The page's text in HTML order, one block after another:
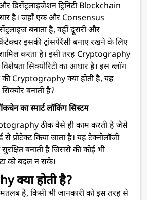
और डिसेंट्रलाइजेशन ट्रिनिटी Blockchain
है। जहाँ एक और Consensus
बनाता है, वहीं दूसरी और
इसकी ट्रांसपेरेंसी बनाए रखने के लिए
करता है। इसी तरह Cryptography
सिक्योरिटी का आधार है। इस ब्लॉग
की Cryptography क्या होती है, यह
बनाती है?
का स्मार्ट लॉकिंग सिस्टम
ठीक वैसे ही काम करती है जैसे
से प्रोटेक्ट किया जाता है। यह टेक्नोलॉजी
बनाती है जिससे की कोई भी
को बदल न सके।
क्या होती है?
है, किसी भी जानकारी को इस तरह से